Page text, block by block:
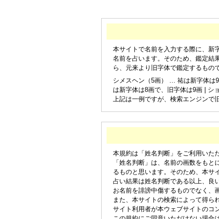
本サイトで名前を入力する際に、新
名前を占います。そのため、鑑定結
ら、元来より旧字体で鑑定するもの
シメスヘン（5画） … 祐は新字体は
は新字体は8画で、旧字体は9画 | シ
上記は一例ですが、検索エンジン
本規約は「姓名判断」をご利用いた
「姓名判断」は、名前の画数をも
るものと思います。そのため、本サ
占い結果は姓名判断である以上、良
お名前を誹謗中傷するものでなく、
また、本サイトの検索によって得ら
サイト利用者が本ウェブサイトのコ